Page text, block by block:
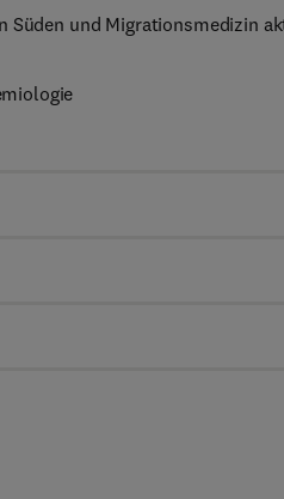
Süden und Migrationsmedizin